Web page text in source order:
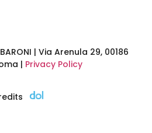
| Via Arenula 29, 00186
| Privacy Policy